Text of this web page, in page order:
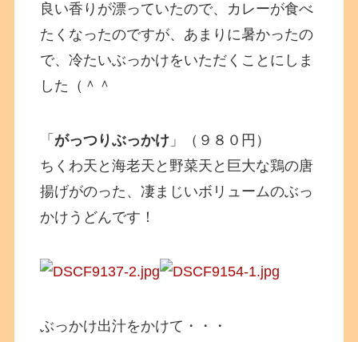
良い香りが漂っていたので、カレーが食べ
たくなったのですが、あまりに暑かったの
で、冷たいぶっかけをいただくことにしま
した（＾＾
「 がっつりぶっかけ 」（９８０円）
ちくわ天と海老天と野菜天と巨大な鶏の唐
揚げがのった、凄まじいボリュームのぶっ
かけうどんです！
ぶっかけ出汁をかけて・・・